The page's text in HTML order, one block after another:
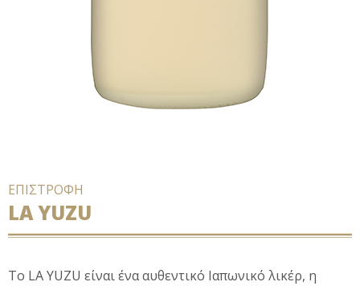
ΕΠΙΣΤΡΟΦΗ
LA YUZU
To LA YUZU είναι ένα αυθεντικό Ιαπωνικό λικέρ, η